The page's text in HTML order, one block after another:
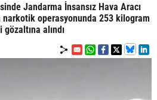
Jandarma İnsansız Hava Aracı
operasyonunda 253 kilogram
alındı